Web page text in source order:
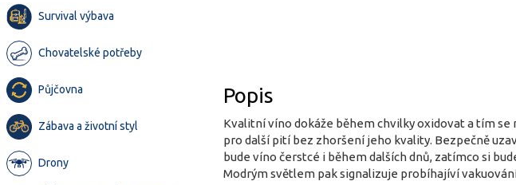
Survival výbava
Chovatelské potřeby
Půjčovna
Zábava a životní styl
Drony
Popis
Kvalitní víno dokáže během chvilky oxidovat a tím
pro další pití bez zhoršení jeho kvality. Bezpečně
bude víno čerstcé i během dalších dnů, zatímco si
Modrým světlem pak signalizuje probíhajíví